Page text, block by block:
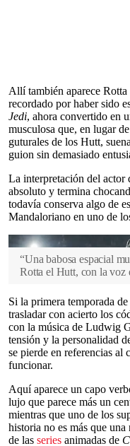
Allí también aparece
recordado por haber sido
Jedi, ahora convertido en
musculosa que, en lugar
guturales de los Hutt,
guion sin demasiado
La interpretación del actor
absoluto y termina
todavía conserva algo de
Mandaloriano en uno de
“Una babosa espacial
Rotta el Hutt, con la voz
Si la primera temporada de
trasladar con acierto los
con la música de Ludwig
tensión y la personalidad
se pierde en referencias al
funcionar.
Aquí aparece un capo
lujo que parece más un
mientras que uno de los
historia no es más que
de las series animadas de